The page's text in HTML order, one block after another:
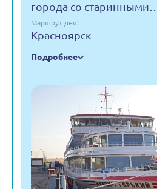
города со
Маршрут дня:
Красноярск
Подробнее